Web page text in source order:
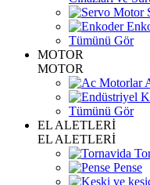
Tümünü Gör
MOTOR
MOTOR
Tümünü Gör
EL ALETLERİ
EL ALETLERİ
Pense